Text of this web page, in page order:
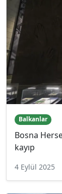
Balkanlar
Bosna
kayıp
4 Eylül 2025